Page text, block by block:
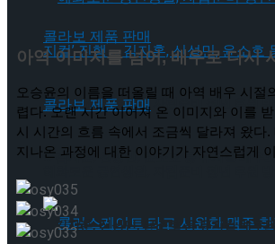
혜화로운 공연생활, 자립준비 청년 후원 방
… 김지훈, 신성민, 윤소호 등 뮤지컬 배우
… 김지훈, 신성민, 윤소호 등 뮤지컬 배우
아역 이미지를 넘어, 배우로 다시
오승윤의 이름을 떠올릴 때 아역 배우 시절
렵다. 오랜 시간 이어져 온 이미지와 이를
시 시간의 흐름 속에서 조금씩 달라져 왔다
지나온 과정에 대한 이야기가 자연스럽게